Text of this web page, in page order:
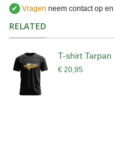
✔ Vragen neem contact op en
RELATED
T-shirt
€ 20,95